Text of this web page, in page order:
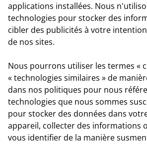
applications installées. Nous
technologies pour stocker des
cibler des publicités à votre
de nos sites.
Nous pourrons utiliser les termes «
« technologies similaires » de
dans nos politiques pour nous
technologies que nous sommes
pour stocker des données dans
appareil, collecter des informations
vous identifier de la manière